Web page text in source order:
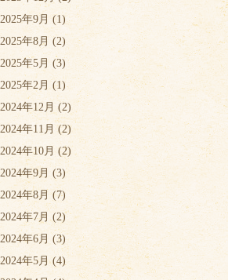
2025年9月 (1)
2025年8月 (2)
2025年5月 (3)
2025年2月 (1)
2024年12月 (2)
2024年11月 (2)
2024年10月 (2)
2024年9月 (3)
2024年8月(7)
2024年7月 (2)
2024年6月 (3)
2024年5月(4)